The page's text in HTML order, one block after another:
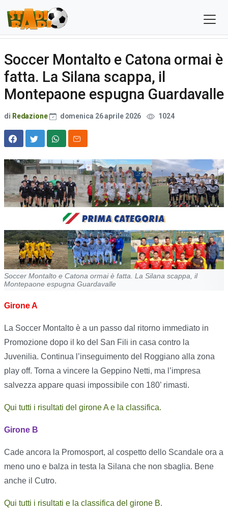
Soccer Montalto e Catona ormai è
fatta. La Silana scappa, il
Montepaone espugna Guardavalle
di Redazione domenica 26 aprile 2026 1024
Soccer Montalto e Catona ormai è fatta. La Silana scappa, il
Montepaone espugna Guardavalle
Girone A
La Soccer Montalto è a un passo dal ritorno immediato in
Promozione dopo il ko del San Fili in casa contro la
Juvenilia. Continua l’inseguimento del Roggiano alla zona
play off. Torna a vincere la Geppino Netti, ma l’impresa
salvezza appare quasi impossibile con 180’ rimasti.
Qui tutti i risultati del girone A e la classifica.
Girone B
Cade ancora la Promosport, al cospetto dello Scandale ora a
meno uno e balza in testa la Silana che non sbaglia. Bene
anche il Cutro.
Qui tutti i risultati e la classifica del girone B.